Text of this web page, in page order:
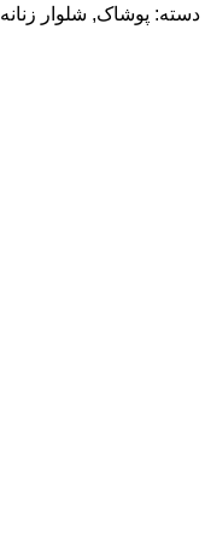
دسته: پوشاک, شلوار زنانه